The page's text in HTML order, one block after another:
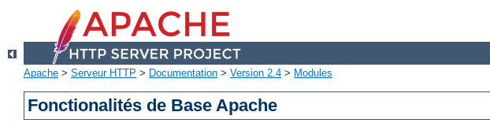
Apache > Serveur HTTP > Documentation > Version 2.4 > Modules
Fonctionalités de Base Apache